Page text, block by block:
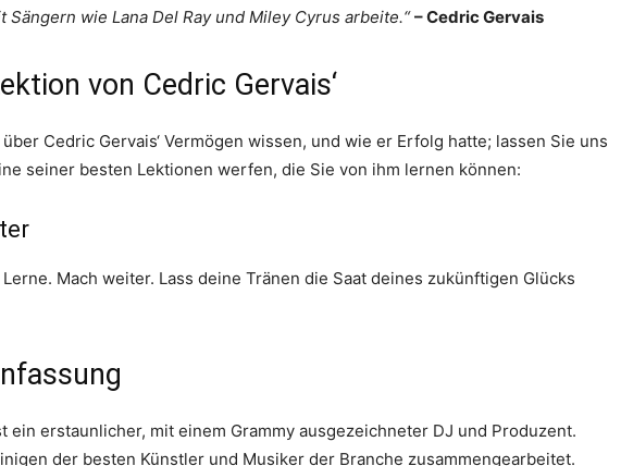
Sängern wie Lana Del Ray und Miley Cyrus arbeite.“– Cedric Gervais
von Cedric Gervais‘
Cedric Gervais‘ Vermögen wissen, und wie er Erfolg hatte; lassen Sie uns
seiner besten Lektionen werfen, die Sie von ihm lernen können:
Mach weiter. Lass deine Tränen die Saat deines zukünftigen Glücks
ein erstaunlicher, mit einem Grammy ausgezeichneter DJ und Produzent.
der besten Künstler und Musiker der Branche zusammengearbeitet.